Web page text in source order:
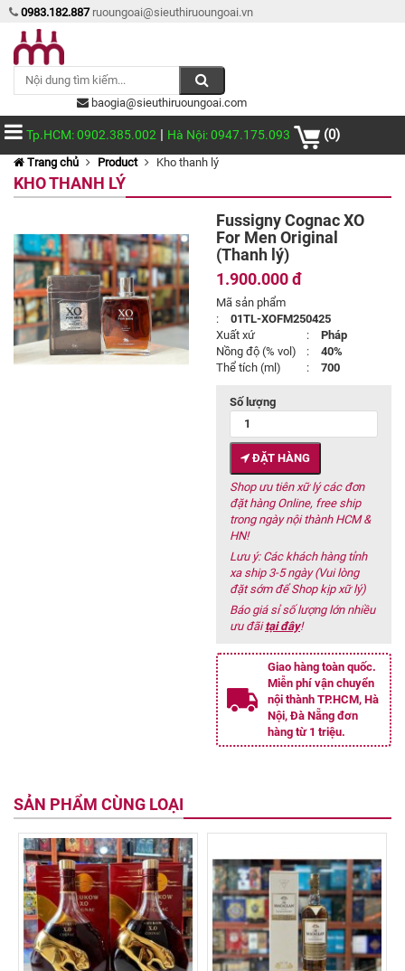
0983.182.887 ruoungoai@sieuthiruoungoai.vn
baogia@sieuthiruoungoai.com
Tp.HCM: 0902.385.002 | Hà Nội: 0947.175.093 (0)
Trang chủ Product Kho thanh lý
KHO THANH LÝ
Fussigny Cognac XO
For Men Original
(Thanh lý)
1.900.000 đ
Mã sản phẩm
:
01TL-XOFM250425
Xuất xứ
:
Pháp
Nồng độ (% vol)
:
40%
Thể tích (ml)
: 700
Số lượng
ĐẶT HÀNG
Shop ưu tiên xữ lý các đơn
đặt hàng Online, free ship
trong ngày nội thành HCM &
HN!
Lưu ý: Các khách hàng tỉnh
xa ship 3-5 ngày (Vui lòng
đặt sớm để Shop kịp xữ lý)
Báo giá sỉ số lượng lớn nhiều
ưu đãitại đây!
Giao hàng toàn quốc.
Miễn phí vận chuyển
nội thành TP.HCM, Hà
Nội, Đà Nẵng đơn
hàng từ 1 triệu.
SẢN PHẨM CÙNG LOẠI